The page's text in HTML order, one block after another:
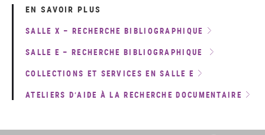
EN SAVOIR PLUS
SALLE X – RECHERCHE BIBLIOGRAPHIQUE
SALLE E – RECHERCHE BIBLIOGRAPHIQUE
COLLECTIONS ET SERVICES EN SALLE E
ATELIERS D’AIDE À LA RECHERCHE DOCUMENTAIRE